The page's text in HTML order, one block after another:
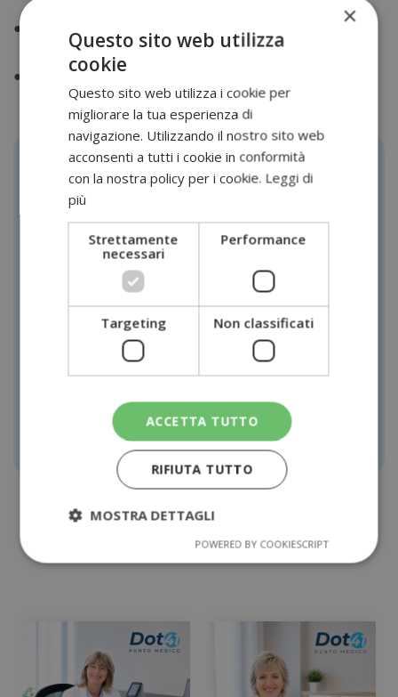
A 8 anni perché spesso a questa età si presenta la miopia
cosiddetta “scolare”.
periodiche a seconda delle indicazioni fornite dall'oculista.
Clicca sulla prestazione per prenotare subito
PRENOTAESAME OCT
FUNDUS OCULI
Dottori
×
Questo sito web utilizza
cookie
Questo sito web utilizza i cookie per
migliorare la tua esperienza di
navigazione. Utilizzando il nostro sito web
acconsenti a tutti i cookie in conformità
con la nostra policy per i cookie. Leggi di
più
Strettamente
necessari
Performance
Targeting Non classificati
ACCETTA TUTTO
RIFIUTA TUTTO
MOSTRA DETTAGLI
POWERED BY COOKIESCRIPT